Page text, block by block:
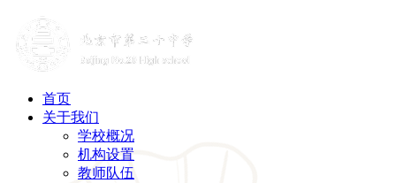
首页
关于我们
学校概况
机构设置
教师队伍